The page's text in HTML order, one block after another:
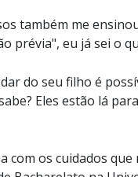
também me
prévia", eu já sei o
do seu filho é
Eles estão lá
com os cuidados